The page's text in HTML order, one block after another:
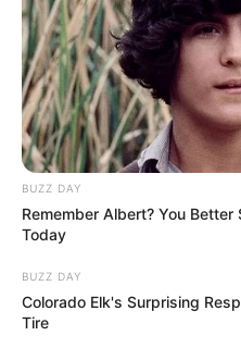
BUZZ DAY
Remember Albert? You Better
Today
BUZZ DAY
Colorado Elk's Surprising
Tire